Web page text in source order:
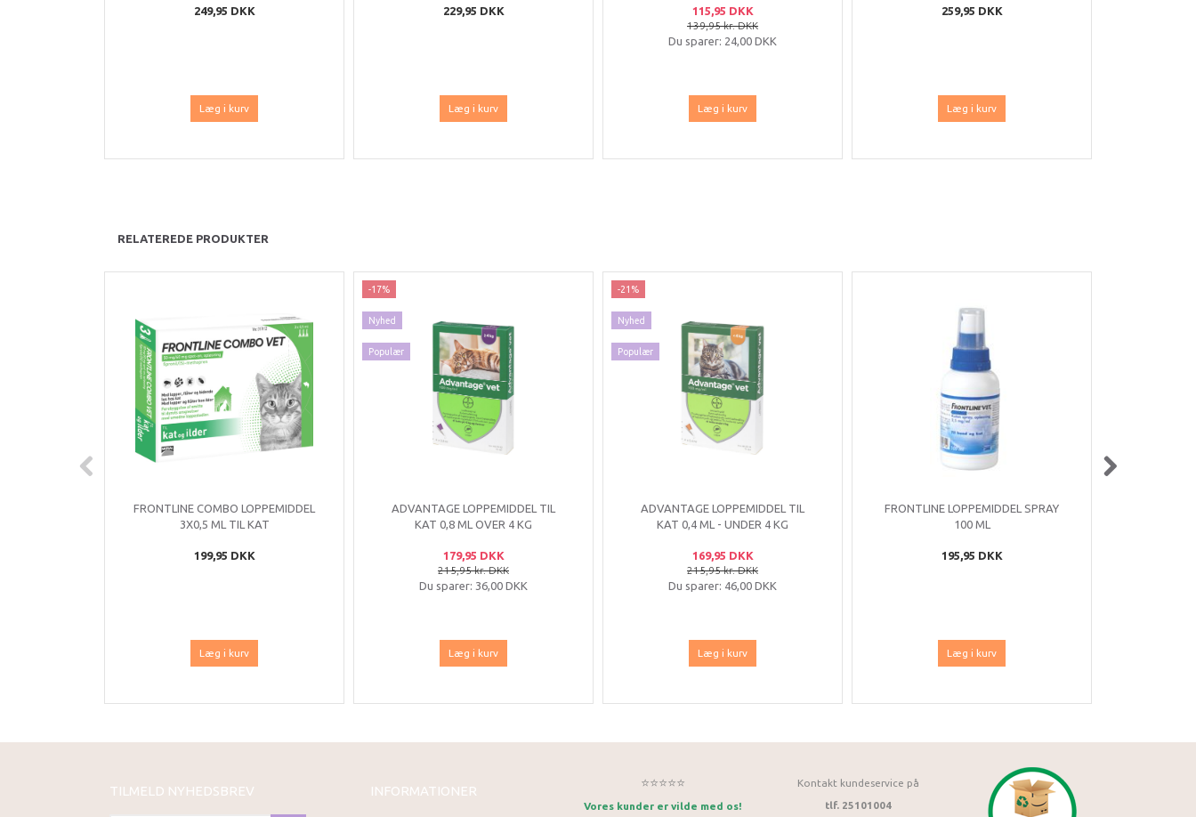
249,95 DKK
Læg i kurv
229,95 DKK
Læg i kurv
115,95 DKK
139,95 kr. DKK
Du sparer: 24,00 DKK
Læg i kurv
259,95 DKK
Læg i kurv
RELATEREDE PRODUKTER
FRONTLINE COMBO LOPPEMIDDEL
3X0,5 ML TIL KAT
199,95 DKK
Læg i kurv
-17%
Nyhed
Populær
ADVANTAGE LOPPEMIDDEL TIL
KAT 0,8 ML OVER 4 KG
179,95 DKK
215,95 kr. DKK
Du sparer: 36,00 DKK
Læg i kurv
-21%
Nyhed
Populær
ADVANTAGE LOPPEMIDDEL TIL
KAT 0,4 ML - UNDER 4 KG
169,95 DKK
215,95 kr. DKK
Du sparer: 46,00 DKK
Læg i kurv
FRONTLINE LOPPEMIDDEL SPRAY
100 ML
195,95 DKK
Læg i kurv
TILMELD NYHEDSBREV INFORMATIONER
⭐⭐⭐⭐⭐
Vores kunder er vilde med os!
Kontakt kundeservice på
tlf. 25101004